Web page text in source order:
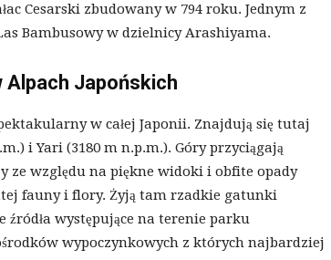
Cesarski zbudowany w 794 roku. Jednym z
Bambusowy w dzielnicy Arashiyama.
Alpach Japońskich
w całej Japonii. Znajdują się tutaj
i Yari (3180 m n.p.m.). Góry przyciągają
ze względu na piękne widoki i obfite opady
fauny i flory. Żyją tam rzadkie gatunki
występujące na terenie parku
wypoczynkowych z których najbardziej